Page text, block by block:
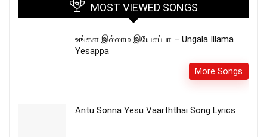
MOST VIEWED SONGS
உங்கள இல்லாம இயேசப்பா – Ungala Illama
Yesappa
More Songs
Antu Sonna Yesu Vaarththai Song Lyrics